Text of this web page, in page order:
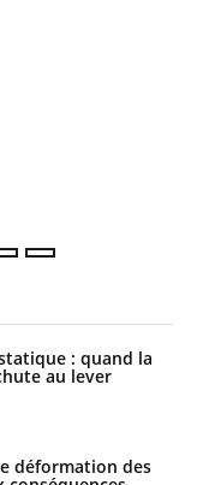
: quand la
au lever
déformation des